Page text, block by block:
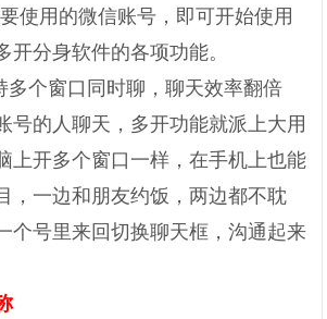
使用的微信账号，即可开始使用
开分身软件的各项功能。
多个窗口同时聊，聊天效率翻倍
号的人聊天，多开功能就派上大用
上开多个窗口一样，在手机上也能
，一边和朋友约饭，两边都不耽
个号里来回切换聊天框，沟通起来